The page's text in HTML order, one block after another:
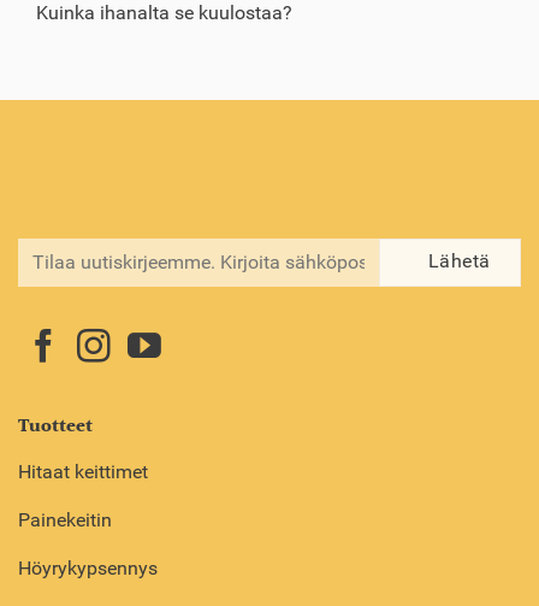
Kuinka ihanalta se kuulostaa?
Tuotteet
Hitaat keittimet
Painekeitin
Höyrykypsennys